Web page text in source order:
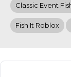
Classic Event
Fish It Roblox